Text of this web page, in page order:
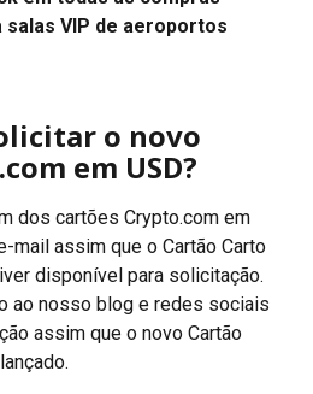
VIP de aeroportos
o novo
em USD?
dos cartões Crypto.com em
mail assim que o Cartão Carto
disponível para solicitação.
ao nosso blog e redes sociais
assim que o novo Cartão